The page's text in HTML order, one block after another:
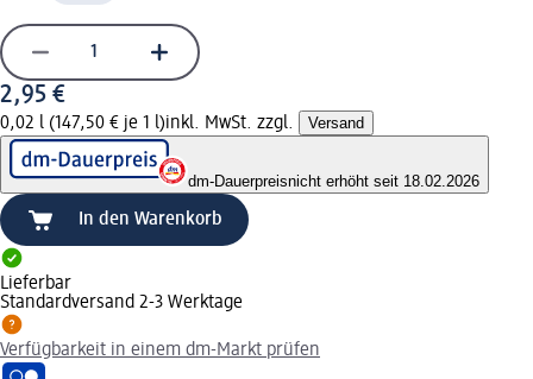
2,95 €
0,02 l (147,50 € je 1 l)inkl. MwSt. zzgl. Versand
dm-Dauerpreisnicht erhöht seit 18.02.2026
In den Warenkorb
Lieferbar
Standardversand 2-3 Werktage
Verfügbarkeit in einem dm-Markt prüfen